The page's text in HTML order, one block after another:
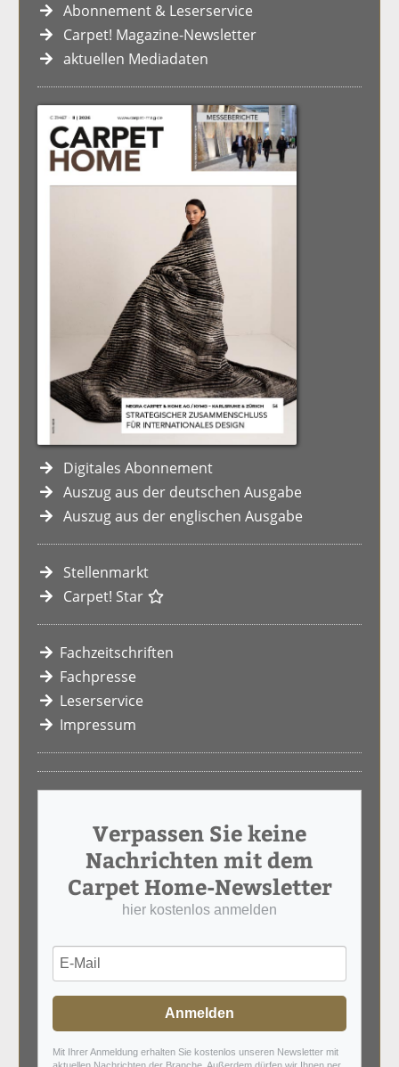
Abonnement & Leserservice
Carpet! Magazine-Newsletter
aktuellen Mediadaten
Digitales Abonnement
Auszug aus der deutschen Ausgabe
Auszug aus der englischen Ausgabe
Stellenmarkt
Carpet! Star
Fachzeitschriften
Fachpresse
Leserservice
Impressum
Verpassen Sie keine
Nachrichten mit dem
Carpet Home-Newsletter
hier kostenlos anmelden
Anmelden
Mit Ihrer Anmeldung erhalten Sie kostenlos unseren Newsletter mit